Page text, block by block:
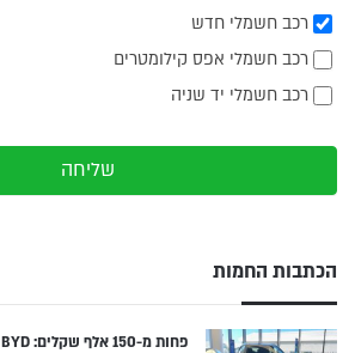
רכב חשמלי חדש
רכב חשמלי אפס קילומטרים
רכב חשמלי יד שניה
שליחה
הכתבות החמות
פחות מ-150 אלף שקלים: BYD אטו 2 בישראל